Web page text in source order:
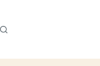
conteúdo